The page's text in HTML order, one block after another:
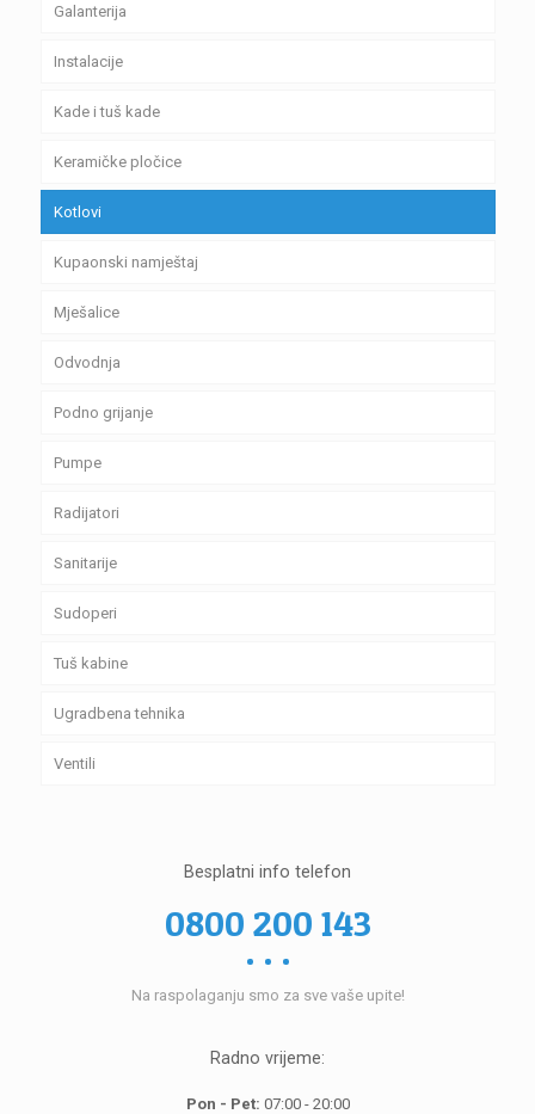
Galanterija
Instalacije
Kade i tuš kade
Keramičke pločice
Kotlovi
Kupaonski namještaj
Mješalice
Odvodnja
Podno grijanje
Pumpe
Radijatori
Sanitarije
Sudoperi
Tuš kabine
Ugradbena tehnika
Ventili
Besplatni info telefon
0800 200 143
Na raspolaganju smo za sve vaše upite!
Radno vrijeme:
Pon - Pet: 07:00 - 20:00